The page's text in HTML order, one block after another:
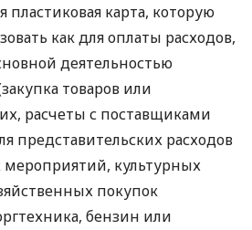
пластиковая карта, которую
как для оплаты расходов,
деятельностью
товаров или
расчеты с поставщиками
представительских расходов
культурных
покупок
бензин или